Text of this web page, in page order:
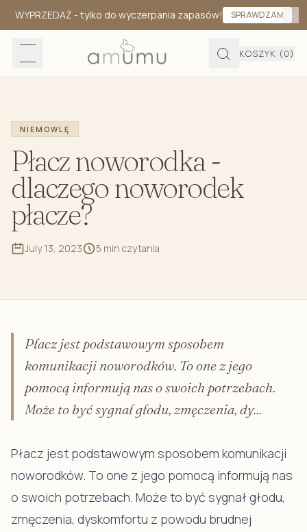
WYPRZEDAŻ - tylko do wyczerpania zapasów! SPRAWDZAM
KOSZYK (0)
NIEMOWLĘ
Płacz noworodka -
dlaczego noworodek
płacze?
July 13, 2023 5 min czytania
Płacz jest podstawowym sposobem
komunikacji noworodków. To one z jego
pomocą informują nas o swoich potrzebach.
Może to być sygnał głodu, zmęczenia, dy...
Płacz jest podstawowym sposobem komunikacji
noworodków. To one z jego pomocą informują nas
o swoich potrzebach. Może to być sygnał głodu,
zmęczenia, dyskomfortu z powodu brudnej